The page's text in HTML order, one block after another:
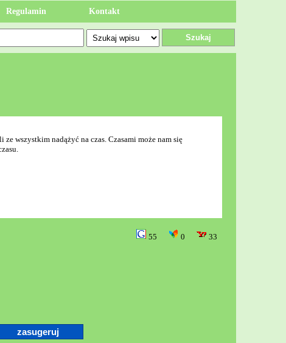
Regulamin Kontakt
Szukaj
wszystkim nadążyć na czas. Czasami może nam się
55 0 33